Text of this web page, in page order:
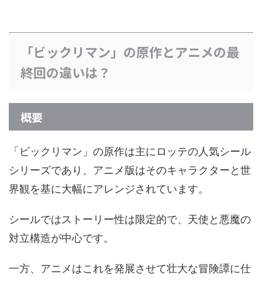
「ビックリマン」の原作とアニメの最
終回の違いは？
概要
「ビックリマン」の原作は主にロッテの人気シール
シリーズであり、アニメ版はそのキャラクターと世
界観を基に大幅にアレンジされています。
シールではストーリー性は限定的で、天使と悪魔の
対立構造が中心です。
一方、アニメはこれを発展させて壮大な冒険譚に仕